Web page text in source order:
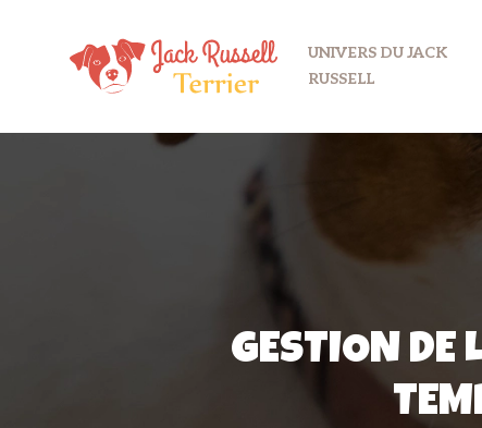
UNIVERS DU JACK
RUSSELL
GESTION DE